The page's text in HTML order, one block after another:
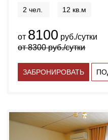
2 чел. 12 кв.м
от 8100 руб./сутки
от8300руб./сутки
ЗАБРОНИРОВАТЬ